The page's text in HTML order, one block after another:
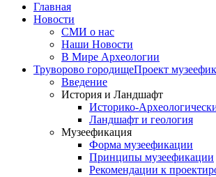
Главная
Новости
СМИ о нас
Наши Новости
В Мире Археологии
Труворово городищеПроект
Введение
История и Ландшафт
Историко-
Ландшафт и геология
Музеефикация
Форма музеефикации
Принципы музеефикации
Рекомендации к